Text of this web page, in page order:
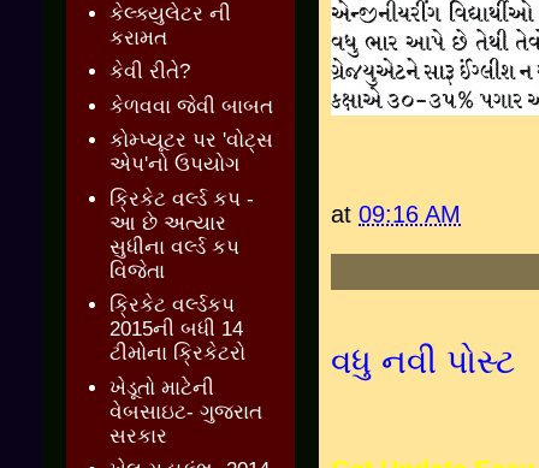
at 09:16 AM
વધુ નવી પોસ્ટ
કેલ્ક્યુલેટર ની
કરામત
કેવી રીતે?
કેળવવા જેવી બાબત
કોમ્પ્યૂટર પર 'વોટ્સ
એપ'નો ઉપયોગ
ક્રિકેટ વર્લ્ડ કપ -
આ છે અત્યાર
સુધીના વર્લ્ડ કપ
વિજેતા
ક્રિકેટ વર્લ્ડકપ
2015ની બધી 14
ટીમોના ક્રિકેટરો
ખેડૂતો માટેની
વેબસાઇટ- ગુજરાત
સરકાર